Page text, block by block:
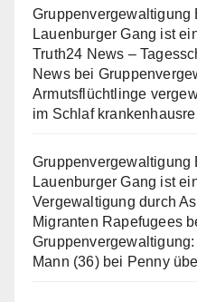
Gruppenvergewaltigung
Lauenburger Gang ist
Truth24 News –
Newsbei
Armutsflüchtlinge
im Schlaf
Gruppenvergewaltigung
Lauenburger Gang ist
Vergewaltigung durch
Migranten Rapefugees
Mann (36) bei Penny